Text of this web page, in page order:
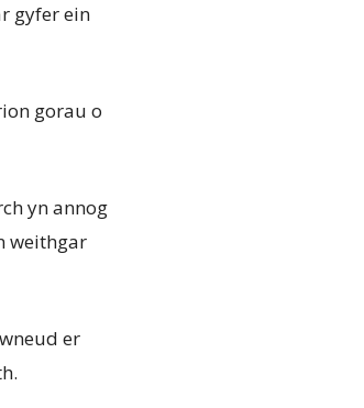
gyfer ein
gorau o
yn annog
weithgar
er